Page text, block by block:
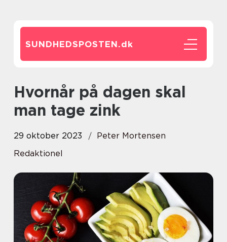
SUNDHEDSPOSTEN.dk
Hvornår på dagen skal
man tage zink
29 oktober 2023
Peter Mortensen
Redaktionel